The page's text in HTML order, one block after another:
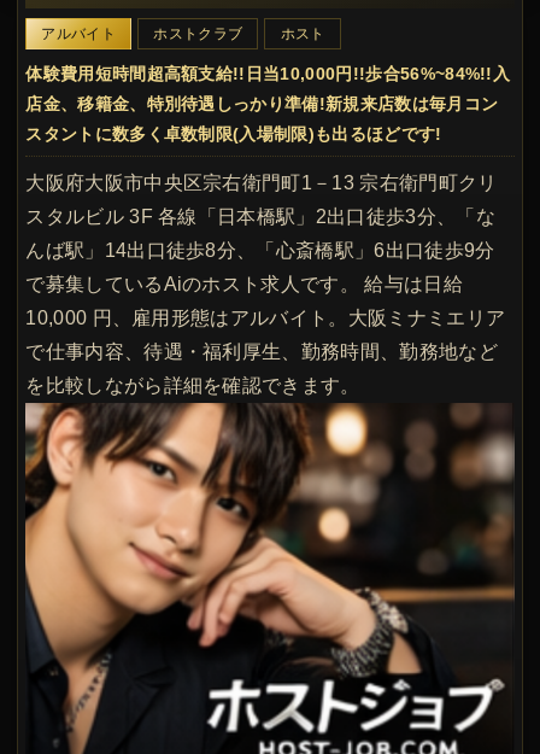
アルバイト ホストクラブ ホスト
体験費用短時間超高額支給!!日当10,000円!!歩合56%~84%!!入
店金、移籍金、特別待遇しっかり準備!新規来店数は毎月コン
スタントに数多く卓数制限(入場制限)も出るほどです!
大阪府大阪市中央区宗右衛門町1－13 宗右衛門町クリ
スタルビル 3F 各線「日本橋駅」2出口徒歩3分、「な
んば駅」14出口徒歩8分、「心斎橋駅」6出口徒歩9分
で募集しているAiのホスト求人です。 給与は日給
10,000 円、雇用形態はアルバイト。大阪ミナミエリア
で仕事内容、待遇・福利厚生、勤務時間、勤務地など
を比較しながら詳細を確認できます。